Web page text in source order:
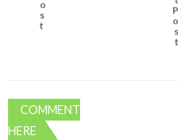
o
s
t
P
o
s
t
COMMENT
HERE